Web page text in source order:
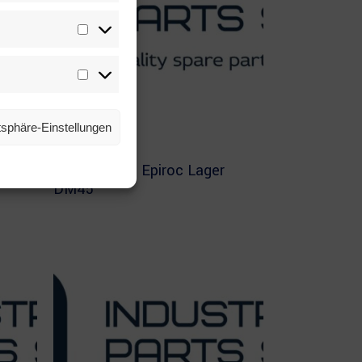
Statistiken
Marketing
Einstellungen
2695434874 Epiroc Lager
DM45